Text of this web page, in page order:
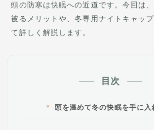
頭の防寒は快眠への近道です。今回は
被るメリットや、冬専用ナイトキャッ
て詳しく解説します。
目次
頭を温めて冬の快眠を手に入